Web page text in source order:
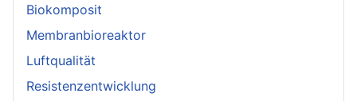
Biokomposit
Membranbioreaktor
Luftqualität
Resistenzentwicklung